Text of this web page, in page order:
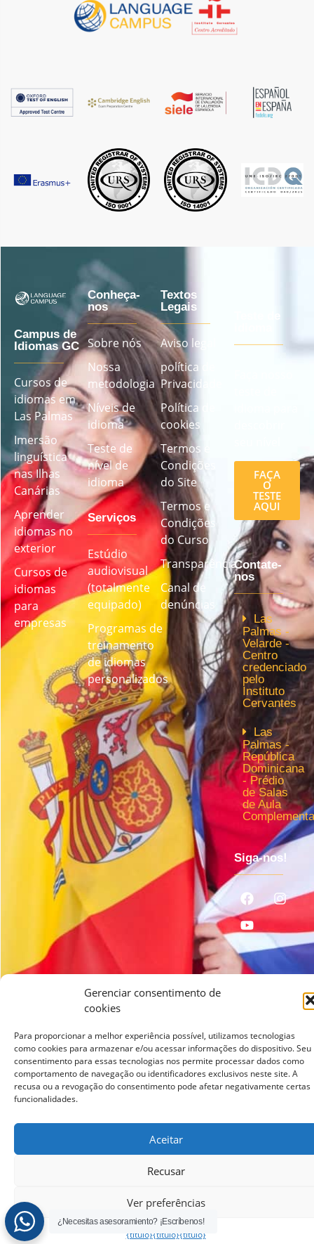
Gerenciar consentimento de
cookies
Para proporcionar a melhor experiência possível, utilizamos tecnologias
como cookies para armazenar e/ou acessar informações do dispositivo. Seu
consentimento para essas tecnologias nos permite processar dados como
comportamento de navegação ou identificadores exclusivos neste site. A
recusa ou a revogação do consentimento pode afetar negativamente certas
funcionalidades.
Aceitar
Recusar
Ver preferências
{título}{título}{título}
Campus de
Idiomas GC
Cursos de
idiomas em
Las Palmas
Imersão
linguística
nas Ilhas
Canárias
Aprender
idiomas no
exterior
Cursos de
idiomas
para
empresas
Conheça-
nos
Sobre nós
Nossa
metodologia
Níveis de
idioma
Teste de
nível de
idioma
Serviços
Estúdio
audiovisual
(totalmente
equipado)
Programas de
treinamento
de idiomas
personalizados
Textos
Legais
Aviso legal
política de
Privacidade
Política de
cookies
Termos e
Condições
do Site
Termos e
Condições
do Curso
Transparência
Canal de
denúncias
FAÇA
O
TESTE
AQUI
Contate-
nos
Las
Palmas -
Velarde -
Centro
credenciado
pelo
Instituto
Cervantes
Las
Palmas -
República
Dominicana
- Prédio
de Salas
de Aula
Siga-nos!
¿Necesitas asesoramiento? ¡Escríbenos!